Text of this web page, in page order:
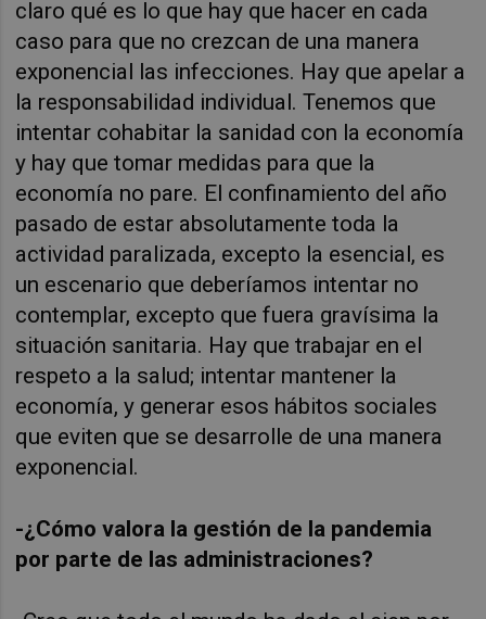
claro qué es lo que hay que hacer en cada
caso para que no crezcan de una manera
exponencial las infecciones. Hay que apelar a
la responsabilidad individual. Tenemos que
intentar cohabitar la sanidad con la economía
y hay que tomar medidas para que la
economía no pare. El confinamiento del año
pasado de estar absolutamente toda la
actividad paralizada, excepto la esencial, es
un escenario que deberíamos intentar no
contemplar, excepto que fuera gravísima la
situación sanitaria. Hay que trabajar en el
respeto a la salud; intentar mantener la
economía, y generar esos hábitos sociales
que eviten que se desarrolle de una manera
exponencial.
-¿Cómo valora la gestión de la pandemia
por parte de las administraciones?